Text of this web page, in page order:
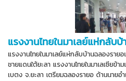
แรงงานไทยในมาเลย์แห่กลับ
แรงงานไทยในมาเลย์แห่กลับบ้านฉลองรายอ
ชายแดนใต้ยะลา แรงงานไทยในมาเลเซียข้
เบตง จ.ยะลา เตรียมฉลองรายอ ด้านนายอ